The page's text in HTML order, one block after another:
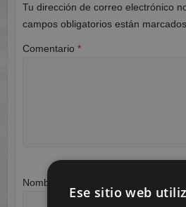
Tu dirección de correo electrónico
campos obligatorios están
Comentario *
Nombre
Ese sitio web